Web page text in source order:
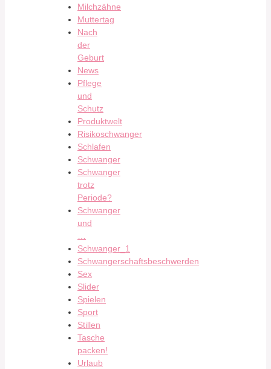
Milchzähne
Muttertag
Nach
der
Geburt
News
Pflege
und
Schutz
Produktwelt
Risikoschwanger
Schlafen
Schwanger
Schwanger
trotz
Periode?
Schwanger
und
Schwanger_1
Schwangerschaftsbeschwerden
Sex
Slider
Spielen
Sport
Stillen
Tasche
packen!
Urlaub